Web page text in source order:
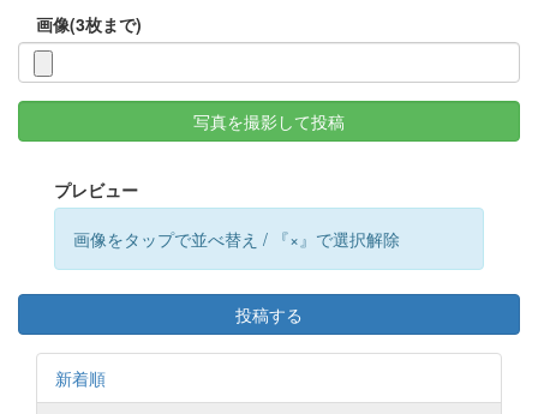
画像(3枚まで)
写真を撮影して投稿
プレビュー
画像をタップで並べ替え / 『×』で選択解除
投稿する
新着順